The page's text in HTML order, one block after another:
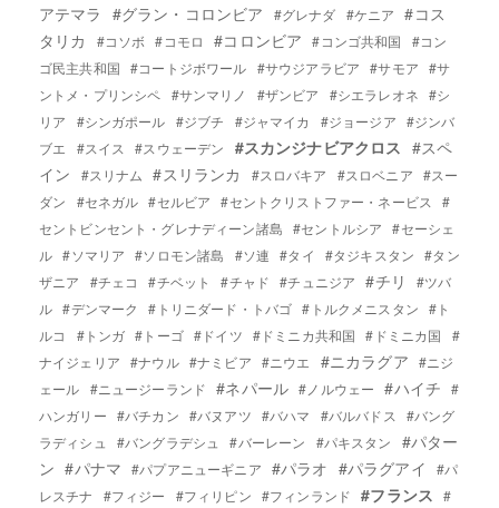
アテマラ #グラン・コロンビア #グレナダ #ケニア
#コス
タリカ
#コソボ #コモロ #コロンビア #コンゴ共和国
#コン
ゴ民主共和国 #コートジボワール #サウジアラビア #サモア #サ
ントメ・プリンシペ #サンマリノ #ザンビア #シエラレオネ #シ
リア
#シンガポール #ジブチ #ジャマイカ #ジョージア #ジンバ
ブエ
#スイス #スウェーデン #スカンジナビアクロス #スペ
イン
#スリナム #スリランカ #スロバキア #スロベニア #スー
ダン
#セネガル #セルビア #セントクリストファー・ネービス
#
セントビンセント・グレナディーン諸島 #セントルシア
#セーシェ
ル #ソマリア #ソロモン諸島 #ソ連 #タイ #タジキスタン
#タン
ザニア
#チェコ #チベット #チャド #チュニジア #チリ
#ツバ
ル #デンマーク #トリニダード・トバゴ #トルクメニスタン #ト
ルコ
#トンガ #トーゴ #ドイツ #ドミニカ共和国 #ドミニカ国
#
ナイジェリア #ナウル #ナミビア #ニウエ #ニカラグア #ニジ
ェール #ニュージーランド #ネパール #ノルウェー #ハイチ
#
ハンガリー #バチカン #バヌアツ #バハマ #バルバドス
#バング
ラディシュ
#バングラデシュ #バーレーン #パキスタン
#パター
ン #パナマ #パプアニューギニア #パラオ #パラグアイ
#パ
レスチナ
#フィジー #フィリピン #フィンランド #フランス
#